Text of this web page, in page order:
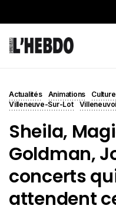
Actualités Animations Culture
Villeneuve-Sur-Lot
Sheila,
Goldman,
concerts
attendent